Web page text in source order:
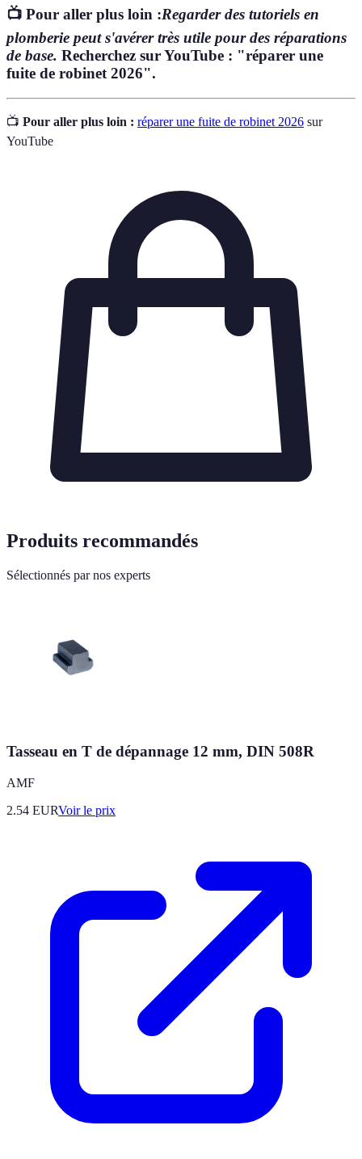
📺 Pour aller plus loin :Regarder des tutoriels en
plomberie peut s'avérer très utile pour des réparations
de base. Recherchez sur YouTube : "réparer une
fuite de robinet 2026".
📺 Pour aller plus loin : réparer une fuite de robinet 2026 sur
YouTube
Produits recommandés
Sélectionnés par nos experts
Tasseau en T de dépannage 12 mm, DIN 508R
AMF
2.54 EURVoir le prix